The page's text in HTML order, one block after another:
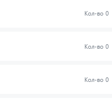
Кол-во 0
Кол-во 0
Кол-во 0